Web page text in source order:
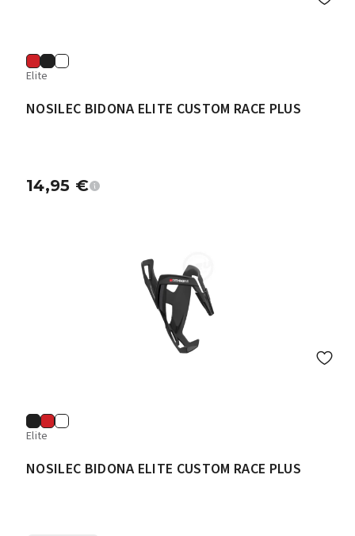
Elite
NOSILEC BIDONA ELITE CUSTOM RACE PLUS
14,95 €
Elite
NOSILEC BIDONA ELITE CUSTOM RACE PLUS